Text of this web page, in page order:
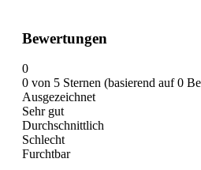
Bewertungen
0
0 von 5 Sternen (basierend auf 0
Ausgezeichnet
Sehr gut
Durchschnittlich
Schlecht
Furchtbar